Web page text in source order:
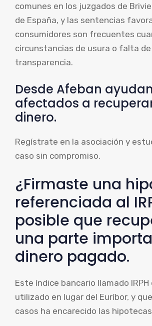
comunes en los juzgados de
de España, y las sentencias
consumidores son frecuentes
circunstancias de usura o falta de
transparencia.
Desde Afeban
afectados a
dinero.
Regístrate en la asociación y
caso sin compromiso.
¿Firmaste una
referenciada al
posible que
una parte
dinero pagado.
Este índice bancario llamado IRPH
utilizado en lugar del Euríbor, y
casos ha encarecido las